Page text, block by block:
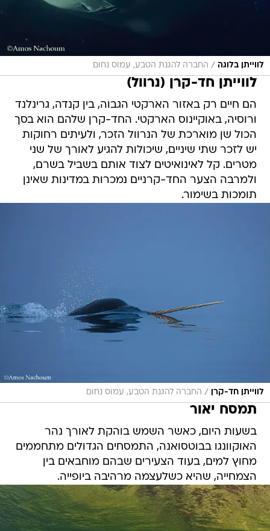
לווייתן חד-קרן (נרוול)
הם חיים רק באזור הארקטי הגבוה, בין קנדה, גרינלנד
ורוסיה, באוקיינוס הארקטי. החד-קרן שלהם הוא בסך
הכול שן מוארכת של הנרוול הזכר, ולעיתים רחוקות
יש לזכר שתי שיניים, שיכולות להגיע לאורך של שני
מטרים. קל לאינואיטים לצוד אותם בשביל בשרם,
ולמרבה הצער החד-קרניים נמכרות במדינות שאינן
תומכות בשימור.
תמסח יאור
בשעות היום, כאשר השמש בוהקת לאורך נהר
האוקוונגו בבוטסואנה, התמסחים הגדולים מתחממים
מחוץ למים, בעוד הצעירים שבהם מוחבאים בין
הצמחייה, שהיא כשלעצמה מרהיבה ביופייה.